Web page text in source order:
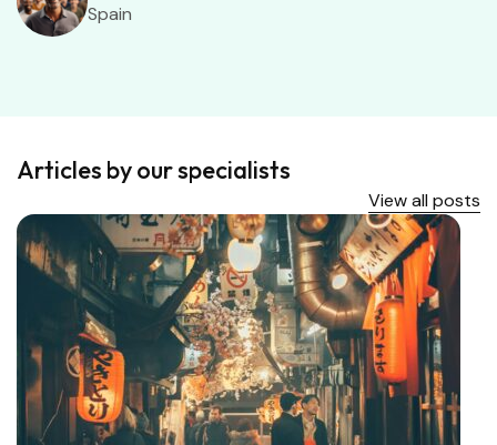
Spain
Articles by our specialists
View all posts